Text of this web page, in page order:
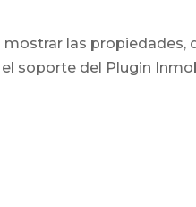
mostrar las propiedades,
soporte del Plugin